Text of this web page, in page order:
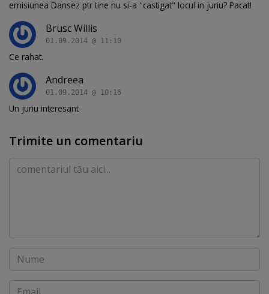
emisiunea Dansez ptr tine nu si-a "castigat" locul in juriu? Pacat!
Brusc Willis
01.09.2014 @ 11:10
Ce rahat.
Andreea
01.09.2014 @ 10:16
Un juriu interesant
Trimite un comentariu
Comentariu
Nume
Email